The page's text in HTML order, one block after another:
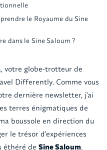
le Royaume du Sine
dans le Sine Saloum ?
votre globe-trotteur de
Differently. Comme vous
dernière newsletter, j'ai
terres énigmatiques de
boussole en direction du
le trésor d'expériences
éthéré de Sine Saloum.